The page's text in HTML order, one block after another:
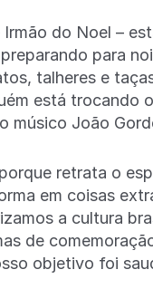
do Noel –
para
talheres e
está trocando
músico João
retrata o
em coisas
a cultura
de
objetivo foi